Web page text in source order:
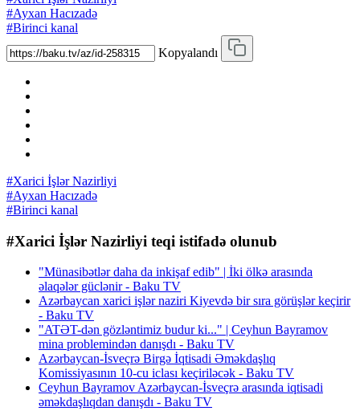
#Ayxan Hacızadə
#Birinci kanal
Kopyalandı
#Xarici İşlər Nazirliyi
#Ayxan Hacızadə
#Birinci kanal
#Xarici İşlər Nazirliyi teqi istifadə olunub
"Münasibətlər daha da inkişaf edib" | İki ölkə arasında
əlaqələr güclənir - Baku TV
Azərbaycan xarici işlər naziri Kiyevdə bir sıra görüşlər keçirir
- Baku TV
"ATƏT-dən gözləntimiz budur ki..." | Ceyhun Bayramov
mina problemindən danışdı - Baku TV
Azərbaycan-İsveçrə Birgə İqtisadi Əməkdaşlıq
Komissiyasının 10-cu iclası keçiriləcək - Baku TV
Ceyhun Bayramov Azərbaycan-İsveçrə arasında iqtisadi
əməkdaşlıqdan danışdı - Baku TV